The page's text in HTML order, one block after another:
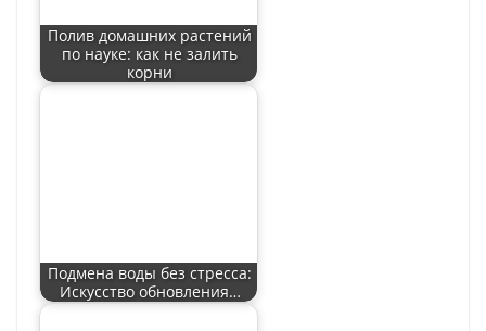
Полив домашних растений
по науке: как не залить
корни
Подмена воды без стресса:
Искусство обновления…